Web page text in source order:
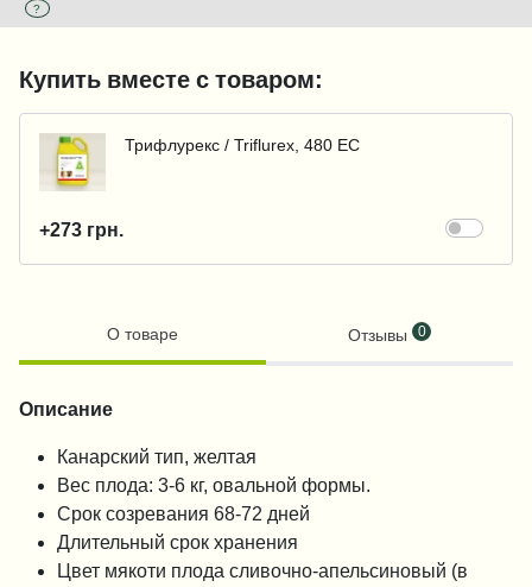
?
Купить вместе с товаром:
Трифлурекс / Triflurex, 480 ЕС
+273 грн.
О товаре Отзывы 0
Описание
Канарский тип, желтая
Вес плода: 3-6 кг, овальной формы.
Срок созревания 68-72 дней
Длительный срок хранения
Цвет мякоти плода сливочно-апельсиновый (в